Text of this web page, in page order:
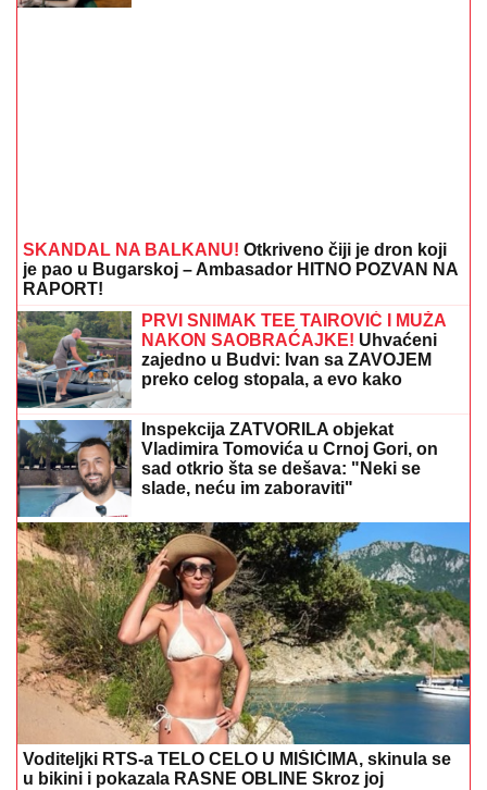
SKANDAL NA BALKANU! Otkriveno čiji je dron koji
je pao u Bugarskoj – Ambasador HITNO POZVAN NA
RAPORT!
PRVI SNIMAK TEE TAIROVIĆ I MUŽA
NAKON SAOBRAĆAJKE! Uhvaćeni
zajedno u Budvi: Ivan sa ZAVOJEM
preko celog stopala, a evo kako
Gori
Inspekcija ZATVORILA objekat
Vladimira Tomovića u Crnoj Gori, on
sad otkrio šta se dešava: "Neki se
slade, neću im zaboraviti"
Voditeljki RTS-a TELO CELO U MIŠIĆIMA, skinula se
u bikini i pokazala RASNE OBLINE Skroz joj